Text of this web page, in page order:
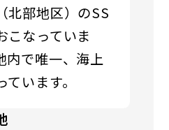
北部地区）のSS
こなっていま
内で唯一、海上
います。